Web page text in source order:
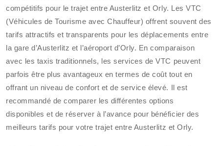
compétitifs pour le trajet entre Austerlitz et Orly. Les VTC
(Véhicules de Tourisme avec Chauffeur) offrent souvent des
tarifs attractifs et transparents pour les déplacements entre
la gare d’Austerlitz et l’aéroport d’Orly. En comparaison
avec les taxis traditionnels, les services de VTC peuvent
parfois être plus avantageux en termes de coût tout en
offrant un niveau de confort et de service élevé. Il est
recommandé de comparer les différentes options
disponibles et de réserver à l’avance pour bénéficier des
meilleurs tarifs pour votre trajet entre Austerlitz et Orly.